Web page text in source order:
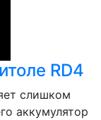
RD4
слишком
аккумулятор